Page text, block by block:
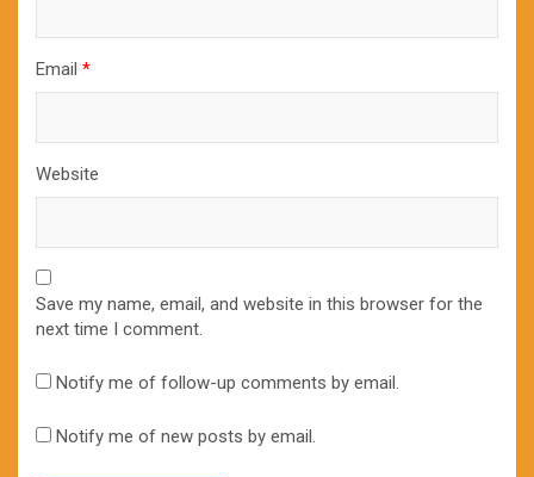
Email *
Website
Save my name, email, and website in this browser for the
next time I comment.
Notify me of follow-up comments by email.
Notify me of new posts by email.